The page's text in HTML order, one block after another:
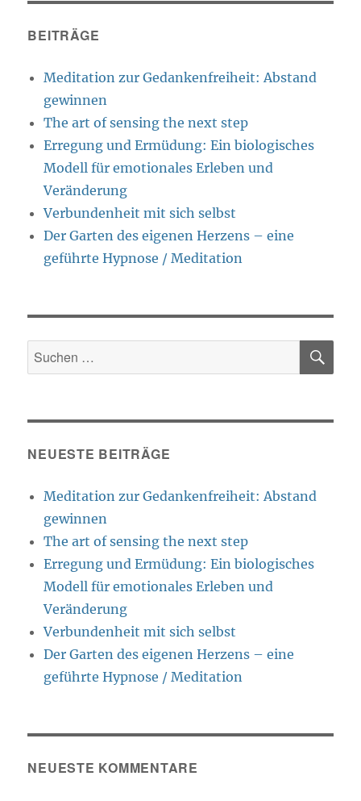
BEITRÄGE
Meditation zur Gedankenfreiheit: Abstand
gewinnen
The art of sensing the next step
Erregung und Ermüdung: Ein biologisches
Modell für emotionales Erleben und
Veränderung
Verbundenheit mit sich selbst
Der Garten des eigenen Herzens – eine
geführte Hypnose / Meditation
Suche
nach:
NEUESTE BEITRÄGE
Meditation zur Gedankenfreiheit: Abstand
gewinnen
The art of sensing the next step
Erregung und Ermüdung: Ein biologisches
Modell für emotionales Erleben und
Veränderung
Verbundenheit mit sich selbst
Der Garten des eigenen Herzens – eine
geführte Hypnose / Meditation
NEUESTE KOMMENTARE